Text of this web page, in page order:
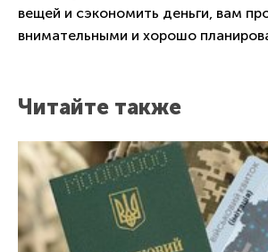
вещей и сэкономить деньги, вам
внимательными и хорошо
Читайте также